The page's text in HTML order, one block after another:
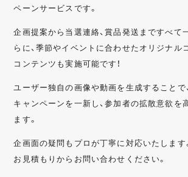
ペーンサービスです。
企画提案から当選連絡、賞品発送まですべて
らに、季節やイベントに合わせたオリジナル
コンテンツも実施可能です！
ユーザー独自の画像や動画を生成することで
キャンペーンを一新し、参加者の拡散意欲を
ます。
企画面の疑問もプロが丁寧に対応いたします
お見積もりからお問い合わせください。